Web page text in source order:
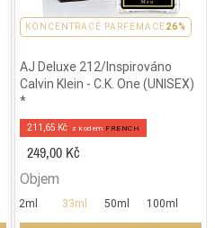
PARFEMACE 26%
KONCENTRACE PARFEMACE26%
AJ Deluxe 212/Inspirováno
Calvin Klein - C.K. One (UNISEX)
*
211,65 Kč z kodem FRENCH
249,00 Kč
Objem
2ml 33ml 50ml 100ml